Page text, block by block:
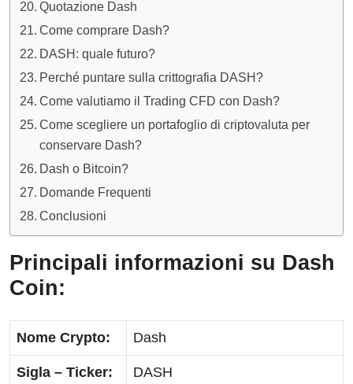
Quotazione Dash
Come comprare Dash?
DASH: quale futuro?
Perché puntare sulla crittografia DASH?
Come valutiamo il Trading CFD con Dash?
Come scegliere un portafoglio di criptovaluta per
conservare Dash?
Dash o Bitcoin?
Domande Frequenti
Conclusioni
Principali informazioni su Dash
Coin:
Nome Crypto: Dash
Sigla – Ticker: DASH